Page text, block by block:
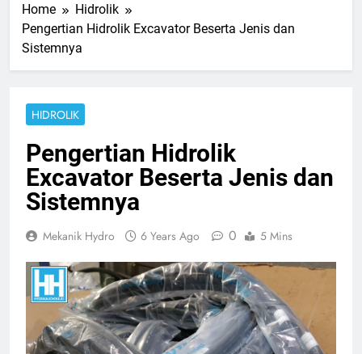
Home
Hidrolik
Pengertian Hidrolik Excavator Beserta Jenis dan
Sistemnya
HIDROLIK
Pengertian Hidrolik
Excavator Beserta Jenis dan
Sistemnya
Mekanik Hydro 6 Years Ago 0 5 Mins